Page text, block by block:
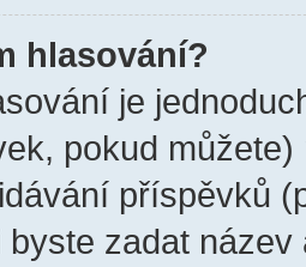
hlasování?
je
pokud
příspěvků
byste zadat